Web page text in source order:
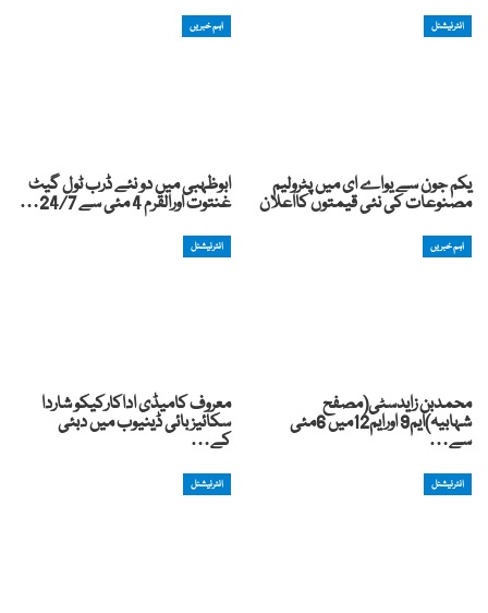
انٹرنیشنل
یکم جون سے یواے ای میں پٹرولیم
مصنوعات کی نئی قیمتوں کااعلان
اہم خبریں
ابوظہبی میں دو نئے ڈرب ٹول گیٹ
غنتوت اورالقرم 4 مئی سے 24/7…
اہم خبریں
محمدبن زایدسٹی(مصفح
شہابیہ)ایم9 اورایم12میں 6مئی
سے…
انٹرنیشنل
معروف کامیڈی اداکارکیکو شاردا
سکائیز بائی ڈینیوب میں دبئی
کے…
انٹرنیشنل انٹرنیشنل